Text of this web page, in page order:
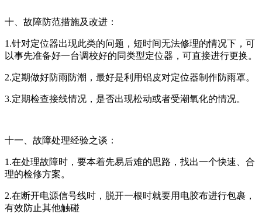
十、故障防范措施及改进：
1.针对定位器出现此类的问题，短时间无法修理的情况下，可
以事先准备好一台调校好的同类型定位器，可直接进行更换。
2.定期做好防雨防潮，最好是利用铝皮对定位器制作防雨罩。
3.定期检查接线情况，是否出现松动或者受潮氧化的情况。
十一、故障处理经验之谈：
1.在处理故障时，要本着先易后难的思路，找出一个快速、合
理的检修方案。
2.在断开电源信号线时，脱开一根时就要用电胶布进行包裹，
有效防止其他触碰